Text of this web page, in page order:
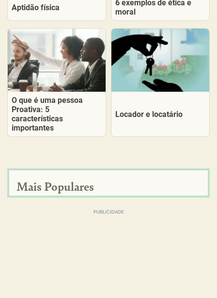
Aptidão física
6 exemplos de ética e
moral
O que é uma pessoa
Proativa: 5
características
importantes
Locador e locatário
Mais Populares